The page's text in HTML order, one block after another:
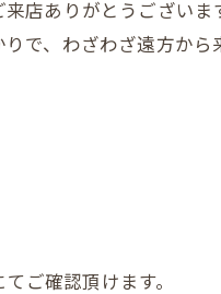
店ありがとうございま
で、わざわざ遠方から
ご確認頂けます。